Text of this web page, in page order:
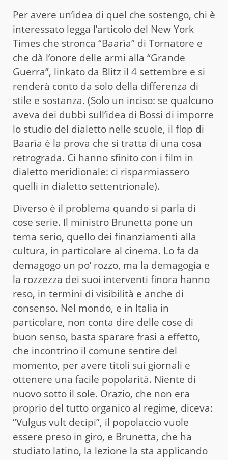
Per avere un’idea di quel che sostengo, chi è
interessato legga l’articolo del New York
Times che stronca “Baarìa” di Tornatore e
che dà l’onore delle armi alla “Grande
Guerra”, linkato da Blitz il 4 settembre e si
renderà conto da solo della differenza di
stile e sostanza. (Solo un inciso: se qualcuno
aveva dei dubbi sull’idea di Bossi di imporre
lo studio del dialetto nelle scuole, il flop di
Baarìa è la prova che si tratta di una cosa
retrograda. Ci hanno sfinito con i film in
dialetto meridionale: ci risparmiassero
quelli in dialetto settentrionale).
Diverso è il problema quando si parla di
cose serie. Il ministro Brunetta pone un
tema serio, quello dei finanziamenti alla
cultura, in particolare al cinema. Lo fa da
demagogo un po’ rozzo, ma la demagogia e
la rozzezza dei suoi interventi finora hanno
reso, in termini di visibilità e anche di
consenso. Nel mondo, e in Italia in
particolare, non conta dire delle cose di
buon senso, basta sparare frasi a effetto,
che incontrino il comune sentire del
momento, per avere titoli sui giornali e
ottenere una facile popolarità. Niente di
nuovo sotto il sole. Orazio, che non era
proprio del tutto organico al regime, diceva:
“Vulgus vult decipi”, il popolaccio vuole
essere preso in giro, e Brunetta, che ha
studiato latino, la lezione la sta applicando